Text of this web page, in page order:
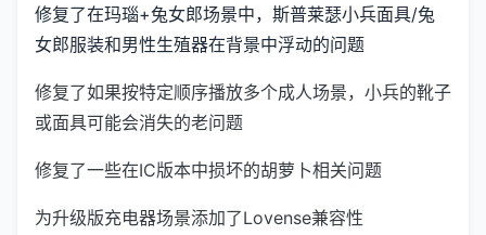
修复了在玛瑙+兔女郎场景中，斯普莱瑟小兵面具/兔
女郎服装和男性生殖器在背景中浮动的问题
修复了如果按特定顺序播放多个成人场景，小兵的靴子
或面具可能会消失的老问题
修复了一些在IC版本中损坏的胡萝卜相关问题
为升级版充电器场景添加了Lovense兼容性